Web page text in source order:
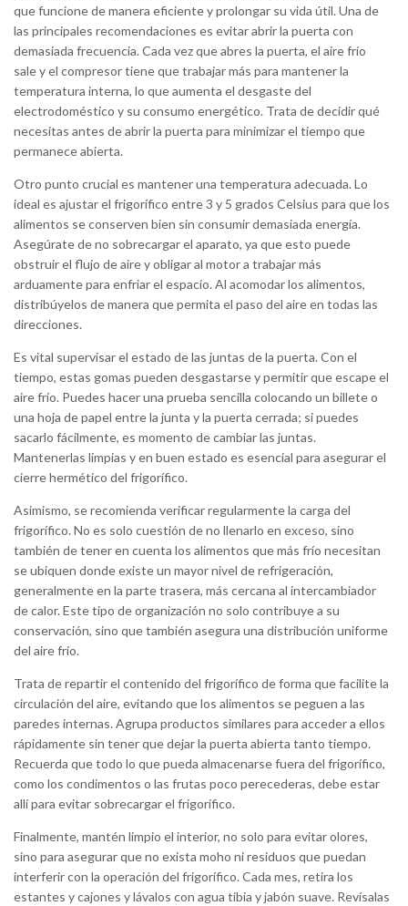
que funcione de manera eficiente y prolongar su vida útil. Una de
las principales recomendaciones es evitar abrir la puerta con
demasiada frecuencia. Cada vez que abres la puerta, el aire frío
sale y el compresor tiene que trabajar más para mantener la
temperatura interna, lo que aumenta el desgaste del
electrodoméstico y su consumo energético. Trata de decidir qué
necesitas antes de abrir la puerta para minimizar el tiempo que
permanece abierta.
Otro punto crucial es mantener una temperatura adecuada. Lo
ideal es ajustar el frigorífico entre 3 y 5 grados Celsius para que los
alimentos se conserven bien sin consumir demasiada energía.
Asegúrate de no sobrecargar el aparato, ya que esto puede
obstruir el flujo de aire y obligar al motor a trabajar más
arduamente para enfriar el espacio. Al acomodar los alimentos,
distribúyelos de manera que permita el paso del aire en todas las
direcciones.
Es vital supervisar el estado de las juntas de la puerta. Con el
tiempo, estas gomas pueden desgastarse y permitir que escape el
aire frío. Puedes hacer una prueba sencilla colocando un billete o
una hoja de papel entre la junta y la puerta cerrada; si puedes
sacarlo fácilmente, es momento de cambiar las juntas.
Mantenerlas limpias y en buen estado es esencial para asegurar el
cierre hermético del frigorífico.
Asimismo, se recomienda verificar regularmente la carga del
frigorífico. No es solo cuestión de no llenarlo en exceso, sino
también de tener en cuenta los alimentos que más frío necesitan
se ubiquen donde existe un mayor nivel de refrigeración,
generalmente en la parte trasera, más cercana al intercambiador
de calor. Este tipo de organización no solo contribuye a su
conservación, sino que también asegura una distribución uniforme
del aire frío.
Trata de repartir el contenido del frigorífico de forma que facilite la
circulación del aire, evitando que los alimentos se peguen a las
paredes internas. Agrupa productos similares para acceder a ellos
rápidamente sin tener que dejar la puerta abierta tanto tiempo.
Recuerda que todo lo que pueda almacenarse fuera del frigorífico,
como los condimentos o las frutas poco perecederas, debe estar
allí para evitar sobrecargar el frigorífico.
Finalmente, mantén limpio el interior, no solo para evitar olores,
sino para asegurar que no exista moho ni residuos que puedan
interferir con la operación del frigorífico. Cada mes, retira los
estantes y cajones y lávalos con agua tibia y jabón suave. Revísalas